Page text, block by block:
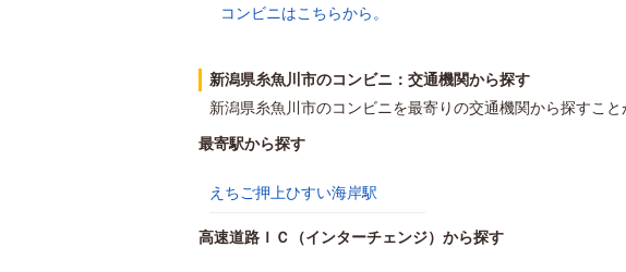
コンビニはこちらから。
新潟県糸魚川市のコンビニ：交通機関から探す
新潟県糸魚川市のコンビニを最寄りの交通機関から探すこと
最寄駅から探す
えちご押上ひすい海岸駅
高速道路ＩＣ（インターチェンジ）から探す